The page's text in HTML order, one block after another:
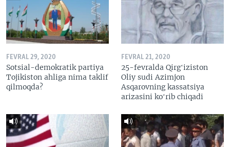
FEVRAL 29, 2020
Sotsial-demokratik partiya
Tojikiston ahliga nima taklif
qilmoqda?
FEVRAL 21, 2020
25-fevralda Qirgʻiziston
Oliy sudi Azimjon
Asqarovning kassatsiya
arizasini koʻrib chiqadi